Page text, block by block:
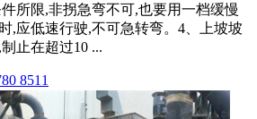
所限,非拐急弯不可,也要用一档缓慢
,应低速行驶,不可急转弯。4、上坡坡
止在超过10 ...
8511